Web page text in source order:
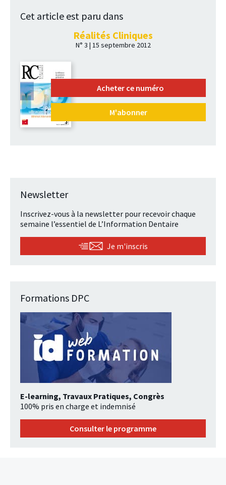
Cet article est paru dans
Réalités Cliniques
N° 3 | 15 septembre 2012
Acheter ce numéro
M'abonner
Newsletter
Inscrivez-vous à la newsletter pour recevoir chaque
semaine l’essentiel de L’Information Dentaire
Je m'inscris
Formations DPC
E-learning, Travaux Pratiques, Congrès
100% pris en charge et indemnisé
Consulter le programme